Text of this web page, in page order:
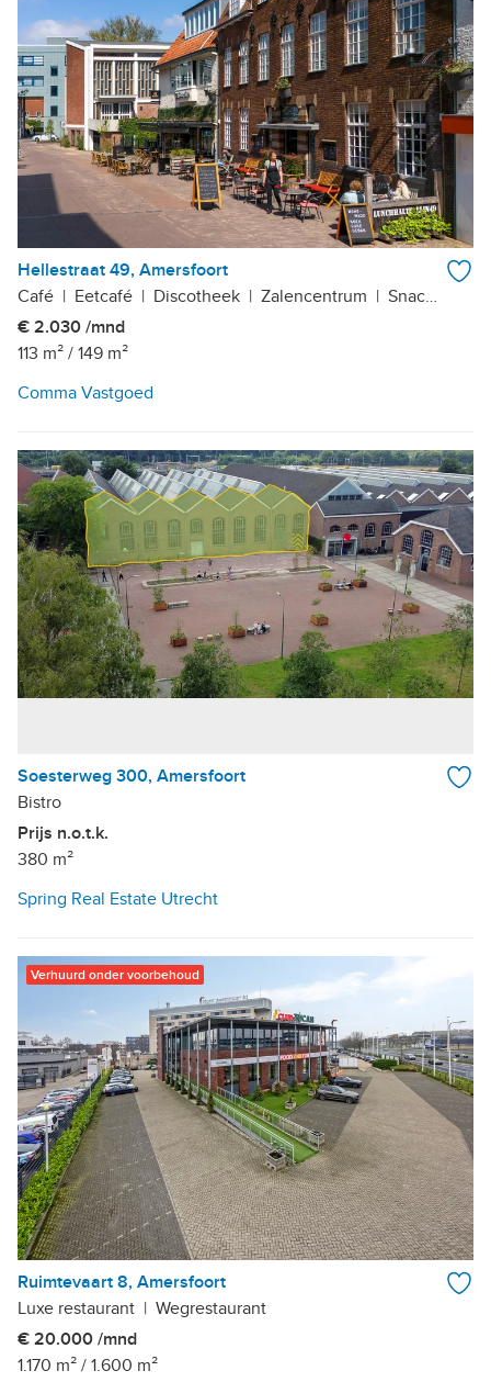
Hellestraat 49, Amersfoort
Café | Eetcafé | Discotheek | Zalencentrum | Snackbar
€ 2.030 /mnd
113 m² / 149 m²
Comma Vastgoed
Soesterweg 300, Amersfoort
Bistro
Prijs n.o.t.k.
380 m²
Spring Real Estate Utrecht
Verhuurd onder voorbehoud
Ruimtevaart 8, Amersfoort
Luxe restaurant | Wegrestaurant
€ 20.000 /mnd
1.170 m² / 1.600 m²